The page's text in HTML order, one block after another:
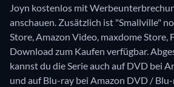
Joyn kostenlos mit
anschauen. Zusätzlich ist "Smallville"
Store, Amazon Video, maxdome Store,
Download zum Kaufen verfügbar.
kannst du die Serie auch auf DVD bei
und auf Blu-ray bei Amazon DVD /